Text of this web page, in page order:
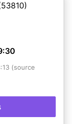
(source